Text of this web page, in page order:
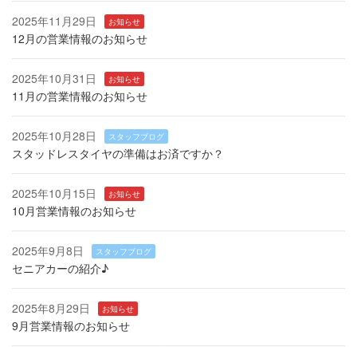
2025年11月29日 お知らせ
12月の営業情報のお知らせ
2025年10月31日 お知らせ
11月の営業情報のお知らせ
2025年10月28日 スタッフブログ
スタッドレスタイヤの準備はお済ですか？
2025年10月15日 お知らせ
10月営業情報のお知らせ
2025年9月8日 スタッフブログ
セニアカーの紹介♪
2025年8月29日 お知らせ
9月営業情報のお知らせ